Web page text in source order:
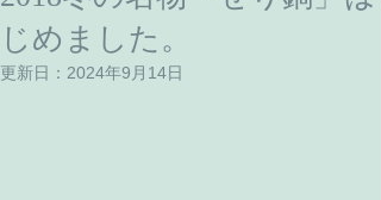
じめました。
更新日： 2024年9月14日